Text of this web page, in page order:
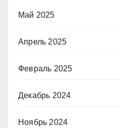
Май 2025
Апрель 2025
Февраль 2025
Декабрь 2024
Ноябрь 2024